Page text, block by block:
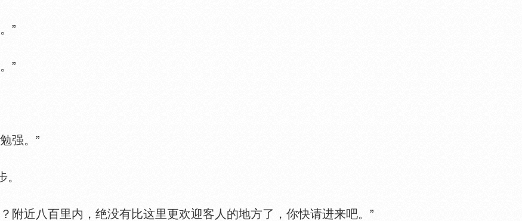
”
”
强。”
近八百里内，绝没有比这里更欢迎客人的地方了，你快请进来吧。”